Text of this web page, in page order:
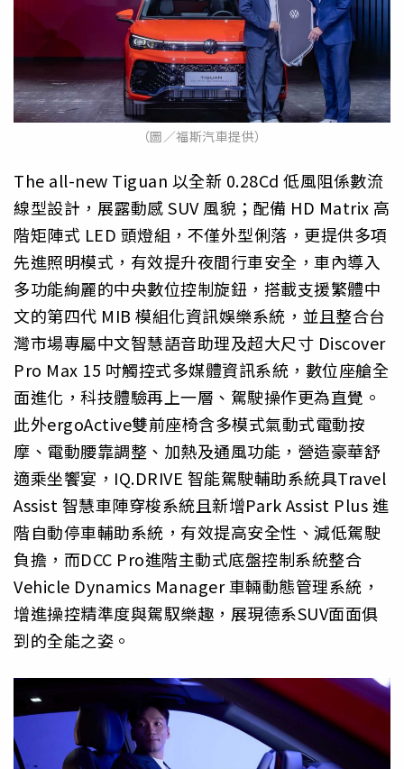
（圖／福斯汽車提供）
The all-new Tiguan 以全新 0.28Cd 低風阻係數流
線型設計，展露動感 SUV 風貌；配備 HD Matrix 高
階矩陣式 LED 頭燈組，不僅外型俐落，更提供多項
先進照明模式，有效提升夜間行車安全，車內導入
多功能絢麗的中央數位控制旋鈕，搭載支援繁體中
文的第四代 MIB 模組化資訊娛樂系統，並且整合台
灣市場專屬中文智慧語音助理及超大尺寸 Discover
Pro Max 15 吋觸控式多媒體資訊系統，數位座艙全
面進化，科技體驗再上一層、駕駛操作更為直覺。
此外ergoActive雙前座椅含多模式氣動式電動按
摩、電動腰靠調整、加熱及通風功能，營造豪華舒
適乘坐饗宴，IQ.DRIVE 智能駕駛輔助系統具Travel
Assist 智慧車陣穿梭系統且新增Park Assist Plus 進
階自動停車輔助系統，有效提高安全性、減低駕駛
負擔，而DCC Pro進階主動式底盤控制系統整合
Vehicle Dynamics Manager 車輛動態管理系統，
增進操控精準度與駕馭樂趣，展現德系SUV面面俱
到的全能之姿。